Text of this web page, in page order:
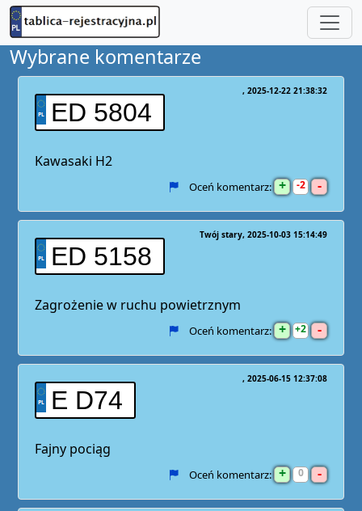
Wybrane komentarze
ED 5804
2025-12-22 21:38:32
Kawasaki H2
Oceń komentarz: + 2 -
ED 5158
Twój stary 2025-10-03 15:14:49
Zagrożenie w ruchu powietrznym
Oceń komentarz: + 2 -
E D74
2025-06-15 12:37:08
Fajny pociąg
Oceń komentarz: + 0 -